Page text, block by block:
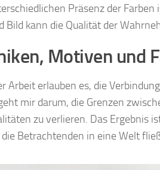
Präsenz der
Bild kann die Qualität der
Motiven und
erlauben es, die
mir darum, die Grenzen
zu verlieren. Das Ergebnis
Betrachtenden in eine Welt